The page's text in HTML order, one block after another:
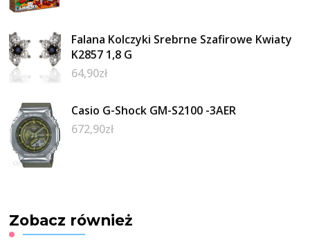
Falana Kolczyki Srebrne Szafirowe Kwiaty
K2857 1,8 G
64,90zł
Casio G-Shock GM-S2100 -3AER
672,90zł
Zobacz również